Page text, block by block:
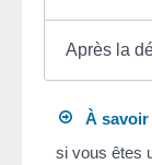
Après la
À savoir
si vous êtes